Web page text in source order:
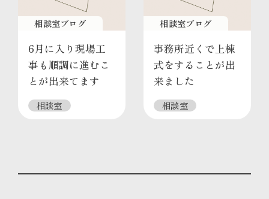
相談室ブログ
6月に入り現場工
事も順調に進むこ
とが出来てます
相談室
相談室ブログ
事務所近くで上棟
式をすることが出
来ました
相談室